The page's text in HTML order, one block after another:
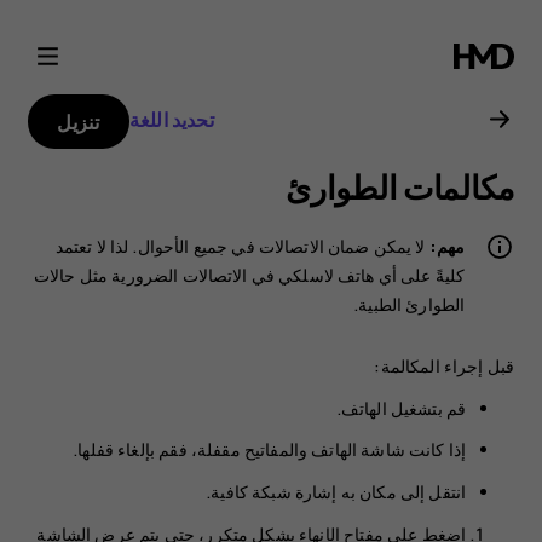
دليل
مستخدم
2017
Nokia
130
تحديد اللغة تنزيل
مكالمات الطوارئ
مهم: لا يمكن ضمان الاتصالات في جميع الأحوال. لذا لا تعتمد
كليةً على أي هاتف لاسلكي في الاتصالات الضرورية مثل حالات
الطوارئ الطبية.
قبل إجراء المكالمة:
قم بتشغيل الهاتف.
إذا كانت شاشة الهاتف والمفاتيح مقفلة، فقم بإلغاء قفلها.
انتقل إلى مكان به إشارة شبكة كافية.
اضغط على مفتاح الإنهاء بشكل متكرر، حتى يتم عرض الشاشة